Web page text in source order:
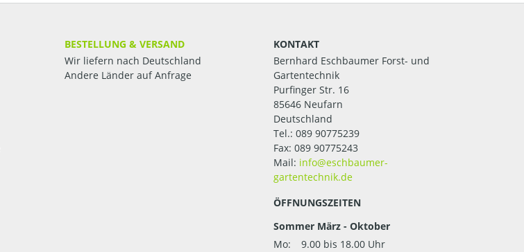
BESTELLUNG & VERSAND
Wir liefern nach Deutschland
Andere Länder auf Anfrage
KONTAKT
Bernhard Eschbaumer Forst- und
Gartentechnik
Purfinger Str. 16
85646 Neufarn
Deutschland
Tel.: 089 90775239
Fax: 089 90775243
Mail:
ÖFFNUNGSZEITEN
Sommer März - Oktober
Mo:
9.00 bis 18.00 Uhr